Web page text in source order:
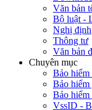
Văn bản
Bộ luật -
Nghị định
Thông tư
Văn bản
Chuyên mục
Bảo hiểm
Bảo hiểm
Bảo hiểm
VssID -